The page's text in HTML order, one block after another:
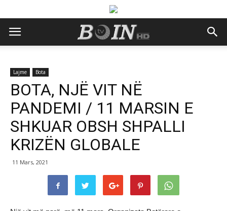
Lajme Bota
BOTA, NJË VIT NË
PANDEMI / 11 MARSIN E
SHKUAR OBSH SHPALLI
KRIZËN GLOBALE
11 Mars, 2021